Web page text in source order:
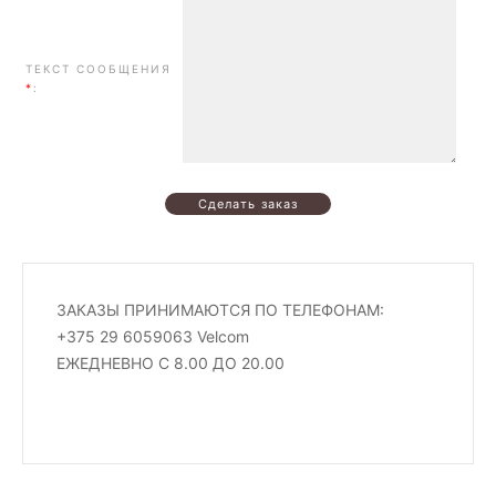
ТЕКСТ СООБЩЕНИЯ
* :
ЗАКАЗЫ ПРИНИМАЮТСЯ ПО ТЕЛЕФОНАМ:
+375 29 6059063 Velcom
ЕЖЕДНЕВНО С 8.00 ДО 20.00